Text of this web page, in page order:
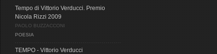
Tempo di Vittorio Verducci. Premio
Nicola Rizzi 2009
PAOLO BUZZACCONI
POESIA
TEMPO - Vittorio Verducci